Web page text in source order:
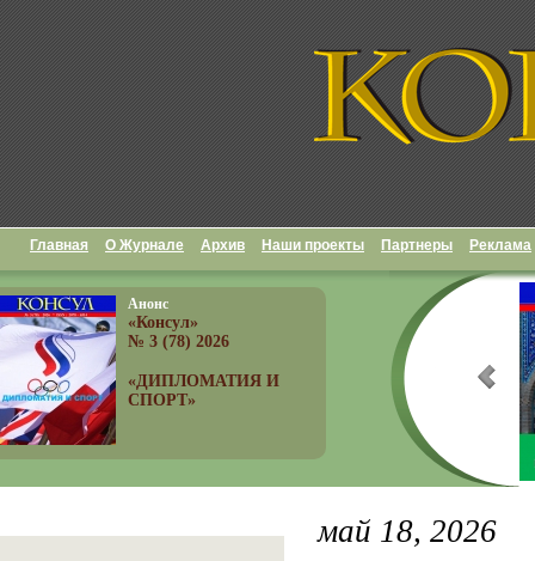
Главная О Журнале Архив Наши проекты Партнеры Реклама
Анонс
«Консул»
№ 3 (78) 2026
«ДИПЛОМАТИЯ И
СПОРТ»
май 18, 2026